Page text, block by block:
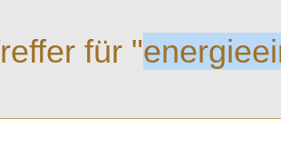
für "